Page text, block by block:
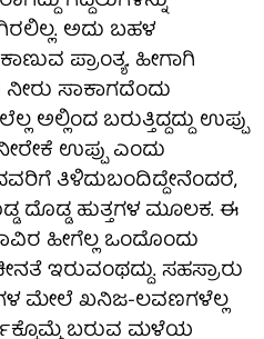
ಅದು ಬಹಳ
ಪ್ರಾಂತ್ಯ. ಹೀಗಾಗಿ
ಸಾಕಾಗದೆಂದು
ಅಲ್ಲಿಂದ ಬರುತ್ತಿದ್ದದ್ದು ಉಪ್ಪು
ಉಪ್ಪು ಎಂದು
ತಿಳಿದುಬಂದಿದ್ದೇನೆಂದರೆ,
ದೊಡ್ಡ ಹುತ್ತಗಳ ಮೂಲಕ. ಈ
ಹೀಗೆಲ್ಲ ಒಂದೊಂದು
ಇರುವಂಥದ್ದು. ಸಹಸ್ರಾರು
ಮೇಲೆ ಖನಿಜ-ಲವಣಗಳೆಲ್ಲ
ಬರುವ ಮಳೆಯ